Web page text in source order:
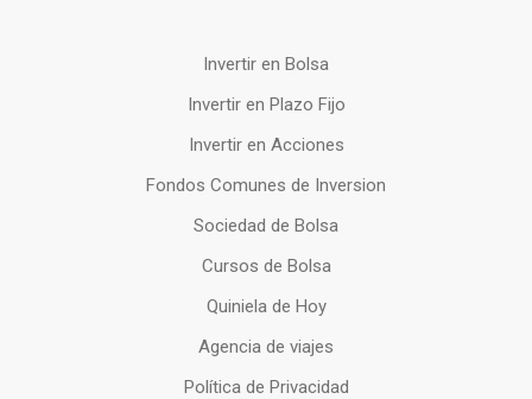
Invertir en Bolsa
Invertir en Plazo Fijo
Invertir en Acciones
Fondos Comunes de Inversion
Sociedad de Bolsa
Cursos de Bolsa
Quiniela de Hoy
Agencia de viajes
Política de Privacidad